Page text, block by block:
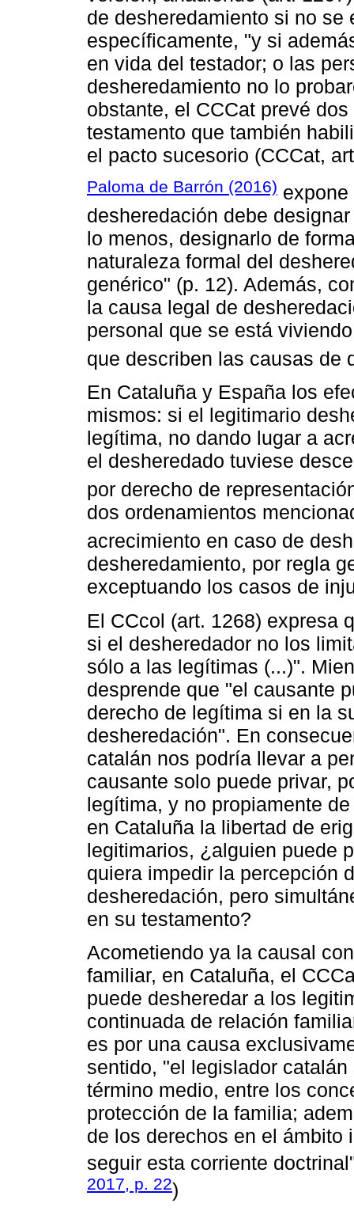
de desheredamiento si no se
específicamente, "y si
en vida del testador; o las
desheredamiento no lo
obstante, el CCCat prevé
testamento que también
el pacto sucesorio (CCCat,
Paloma de Barrón (2016)
desheredación debe
lo menos, designarlo de
naturaleza formal del
genérico" (p. 12). Además,
la causa legal de
personal que se está
que describen las causas de
En Cataluña y España los
mismos: si el legitimario
legítima, no dando lugar a
el desheredado tuviese
por derecho de
dos ordenamientos
acrecimiento en caso de
desheredamiento, por regla
exceptuando los casos de
El CCcol (art. 1268) expresa
si el desheredador no los
sólo a las legítimas (...)".
desprende que "el causante
derecho de legítima si en la
desheredación". En
catalán nos podría llevar a
causante solo puede privar,
legítima, y no propiamente
en Cataluña la libertad de
legitimarios, ¿alguien puede
quiera impedir la percepción
desheredación, pero
en su testamento?
Acometiendo ya la causal
familiar, en Cataluña, el
puede desheredar a los
continuada de relación
es por una causa
sentido, "el legislador
término medio, entre los
protección de la familia;
de los derechos en el ámbito
seguir esta corriente
2017, p. 22)